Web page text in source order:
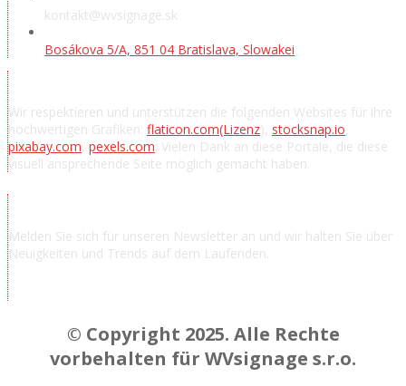
kontakt@wvsignage.sk
Bosákova 5/A, 851 04 Bratislava, Slowakei
Wir respektieren und unterstützen die folgenden Websites für ihre
hochwertigen Grafiken: flaticon.com(Lizenz), stocksnap.io,
pixabay.com, pexels.com . Vielen Dank an diese Portale, die diese
visuell ansprechende Seite möglich gemacht haben.
Melden Sie sich für unseren Newsletter an und wir halten Sie über
Neuigkeiten und Trends auf dem Laufenden.
© Copyright 2025. Alle Rechte
vorbehalten für WVsignage s.r.o.